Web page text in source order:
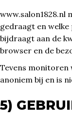
www.salon1828.nl
gedraagt en
bijdraagt aan de
browser en de
Tevens monitoren
anoniem bij en is
5)